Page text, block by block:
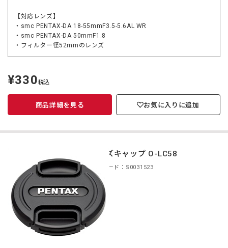
【対応レンズ】
・smc PENTAX-DA 18-55mmF3.5-5.6AL WR
・smc PENTAX-DA 50mmF1.8
・フィルター径52mmのレンズ
定
価
¥330税込
商品詳細を見る お気に入りに追加
レンズキャップ O-LC58
商品コード：S0031523